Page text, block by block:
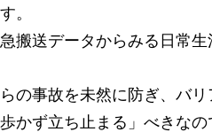
。
急搬送データからみる日常
の事故を未然に防ぎ、バ
かず立ち止まる」べきなの